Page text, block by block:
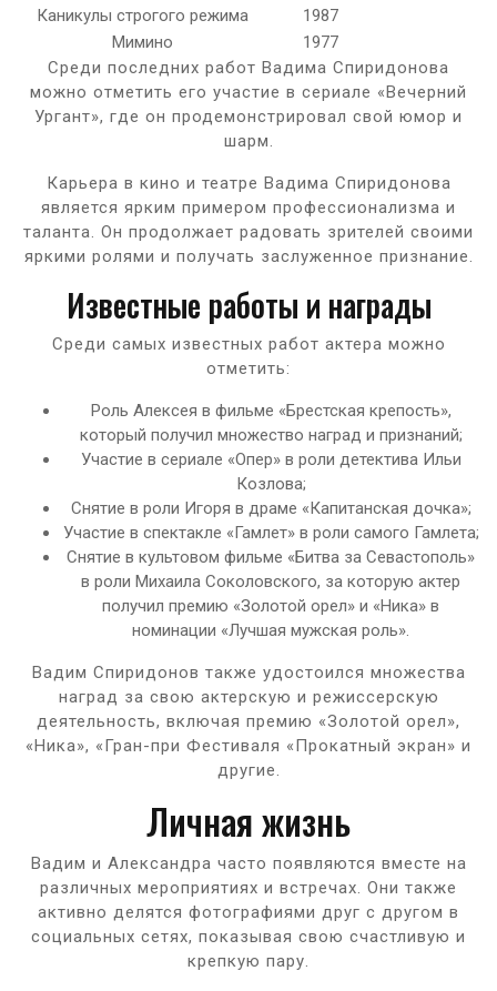
Каникулы строгого режима
1987
Мимино
1977
Среди последних работ Вадима Спиридонова
можно отметить его участие в сериале «Вечерний
Ургант», где он продемонстрировал свой юмор и
шарм.
Карьера в кино и театре Вадима Спиридонова
является ярким примером профессионализма и
таланта. Он продолжает радовать зрителей своими
яркими ролями и получать заслуженное признание.
Известные работы и награды
Среди самых известных работ актера можно
отметить:
Роль Алексея в фильме «Брестская крепость»,
который получил множество наград и признаний;
Участие в сериале «Опер» в роли детектива Ильи
Козлова;
Снятие в роли Игоря в драме «Капитанская дочка»;
Участие в спектакле «Гамлет» в роли самого Гамлета;
Снятие в культовом фильме «Битва за Севастополь»
в роли Михаила Соколовского, за которую актер
получил премию «Золотой орел» и «Ника» в
номинации «Лучшая мужская роль».
Вадим Спиридонов также удостоился множества
наград за свою актерскую и режиссерскую
деятельность, включая премию «Золотой орел»,
«Ника», «Гран-при Фестиваля «Прокатный экран» и
другие.
Личная жизнь
Вадим и Александра часто появляются вместе на
различных мероприятиях и встречах. Они также
активно делятся фотографиями друг с другом в
социальных сетях, показывая свою счастливую и
крепкую пару.